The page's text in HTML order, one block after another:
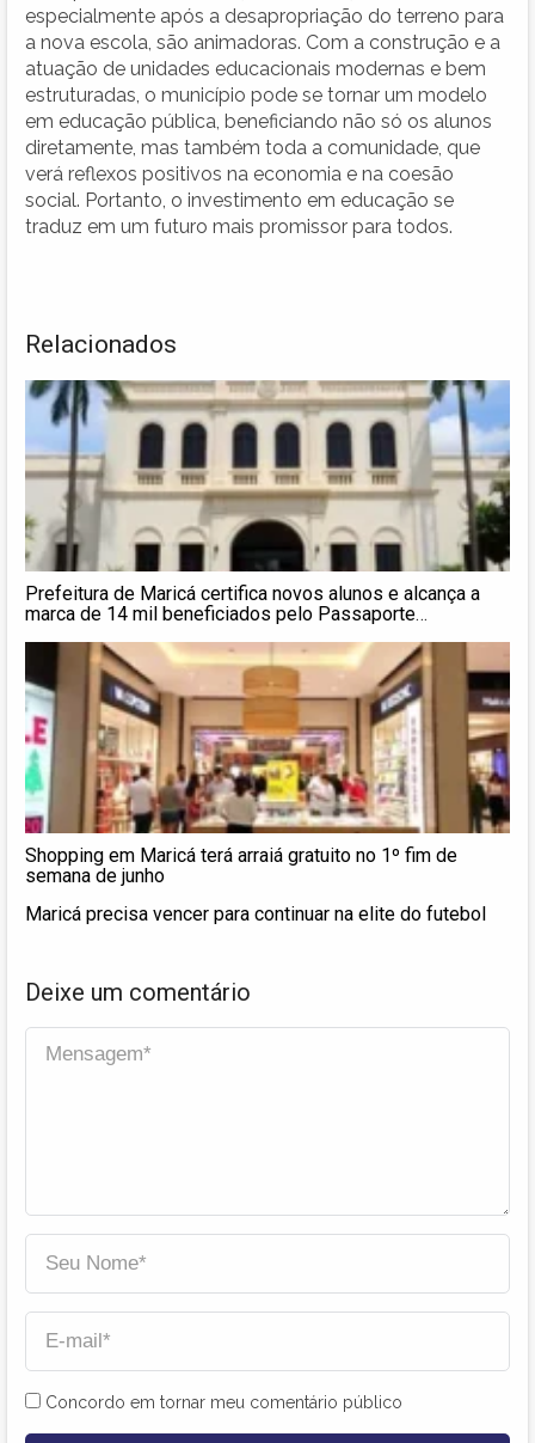
especialmente após a desapropriação do terreno para
a nova escola, são animadoras. Com a construção e a
atuação de unidades educacionais modernas e bem
estruturadas, o município pode se tornar um modelo
em educação pública, beneficiando não só os alunos
diretamente, mas também toda a comunidade, que
verá reflexos positivos na economia e na coesão
social. Portanto, o investimento em educação se
traduz em um futuro mais promissor para todos.
Relacionados
Prefeitura de Maricá certifica novos alunos e alcança a
marca de 14 mil beneficiados pelo Passaporte
Shopping em Maricá terá arraiá gratuito no 1º fim de
semana de junho
Maricá precisa vencer para continuar na elite do futebol
Deixe um comentário
Concordo em tornar meu comentário público